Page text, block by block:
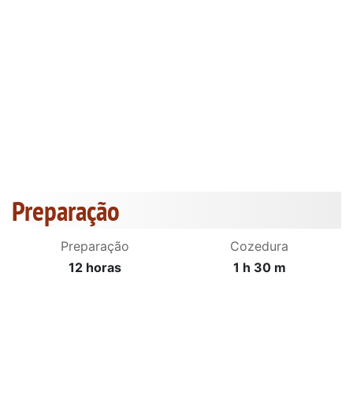
Preparação
Preparação
12 horas
Cozedura
1 h 30 m